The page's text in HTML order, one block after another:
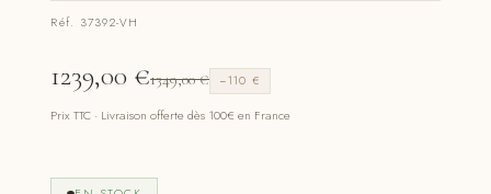
Réf. 37392-VH
1239,00 €1349,00€ −110 €
Prix TTC · Livraison offerte dès 100€ en France